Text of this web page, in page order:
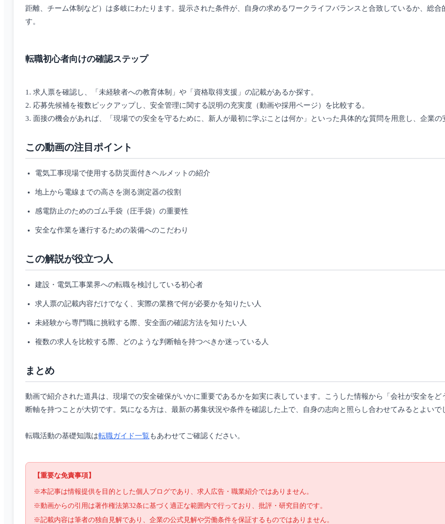
距離、チーム体制など）は多岐にわたります。提示された条件が、自身の求めるワークライフバランスと合致しているか、総合
す。
転職初心者向けの確認ステップ
1. 求人票を確認し、「未経験者への教育体制」や「資格取得支援」の記載があるか探す。
2. 応募先候補を複数ピックアップし、安全管理に関する説明の充実度（動画や採用ページ）を比較する。
3. 面接の機会があれば、「現場での安全を守るために、新人が最初に学ぶことは何か」といった具体的な質問を用意し、企業の
この動画の注目ポイント
電気工事現場で使用する防災面付きヘルメットの紹介
地上から電線までの高さを測る測定器の役割
感電防止のためのゴム手袋（圧手袋）の重要性
安全な作業を遂行するための装備へのこだわり
この解説が役立つ人
建設・電気工事業界への転職を検討している初心者
求人票の記載内容だけでなく、実際の業務で何が必要かを知りたい人
未経験から専門職に挑戦する際、安全面の確認方法を知りたい人
複数の求人を比較する際、どのような判断軸を持つべきか迷っている人
まとめ
動画で紹介された道具は、現場での安全確保がいかに重要であるかを如実に表しています。こうした情報から「会社が安全をど
断軸を持つことが大切です。気になる方は、最新の募集状況や条件を確認した上で、自身の志向と照らし合わせてみるとよいで
転職活動の基礎知識は転職ガイド一覧もあわせてご確認ください。
【重要な免責事項】
※本記事は情報提供を目的とした個人ブログであり、求人広告・職業紹介ではありません。
※動画からの引用は著作権法第32条に基づく適正な範囲内で行っており、批評・研究目的です。
※記載内容は筆者の独自見解であり、企業の公式見解や労働条件を保証するものではありません。